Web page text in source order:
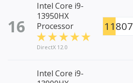
16
Intel Core i9-
13950HX
Processor
DirectX 12.0
11807
Intel Core i9-